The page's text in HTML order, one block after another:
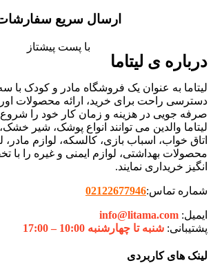
ارسال سریع
با پست پیشتاز
درباره ی لیتاما
لیتاما به عنوان یک فروشگاه مادر و کودک
دسترسی راحت برای خرید، ارائه محصولات
صرفه جویی در هزینه و زمان کار خود را
لیتاما والدین می توانند انواع پوشک، شیر
اتاق خواب، اسباب بازی، کالسکه، لوازم
محصولات بهداشتی، لوازم ایمنی و غیره را
انگیز خریداری نمایند.
شماره تماس:02122677946
ایمیل: info@litama.com
پشتیبانی: شنبه تا چهارشنبه 10:00 – 17:00
لینک های کاربردی